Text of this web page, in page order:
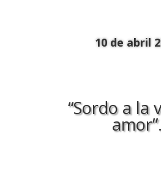
10de abril
“Sordo a la